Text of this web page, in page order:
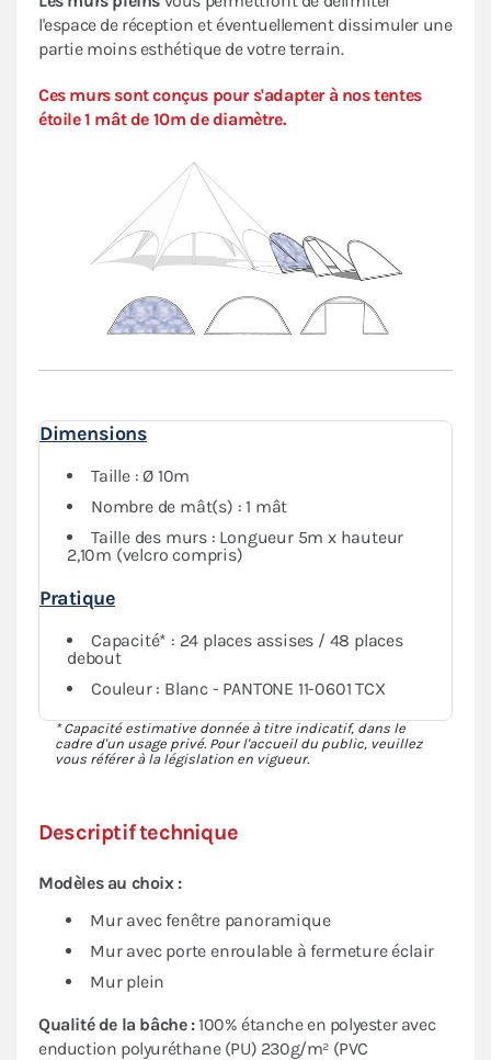
l'espace de réception et éventuellement dissimuler une
partie moins esthétique de votre terrain.
Ces murs sont conçus pour s'adapter à nos tentes
étoile 1 mât de 10m de diamètre.
Descriptif technique
Modèles au choix :
Mur avec fenêtre panoramique
Mur avec porte enroulable à fermeture éclair
Mur plein
Qualité de la bâche :100% étanche en polyester avec
enduction polyuréthane (PU) 230g/m² (PVC
Dimensions
Taille : Ø 10m
Nombre de mât(s) : 1 mât
Taille des murs : Longueur 5m x hauteur
2,10m (velcro compris)
Pratique
Capacité* : 24 places assises / 48 places
debout
Couleur : Blanc - PANTONE 11-0601 TCX
* Capacité estimative donnée à titre indicatif, dans le
cadre d'un usage privé. Pour l'accueil du public, veuillez
vous référer à la législation en vigueur.